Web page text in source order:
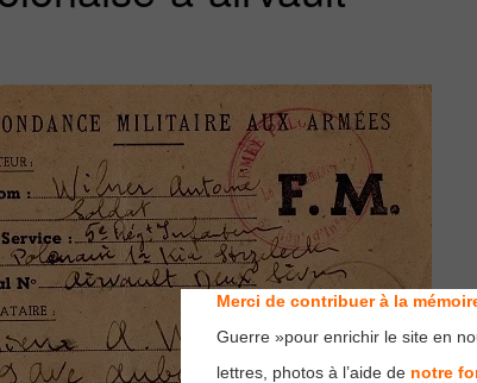
Merci de contribuer à la
Guerre »pour enrichir le site en
lettres, photos à l’aide de notre